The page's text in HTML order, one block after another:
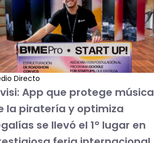
Directo
App que protege música
la piratería y optimiza
se llevó el 1° lugar en